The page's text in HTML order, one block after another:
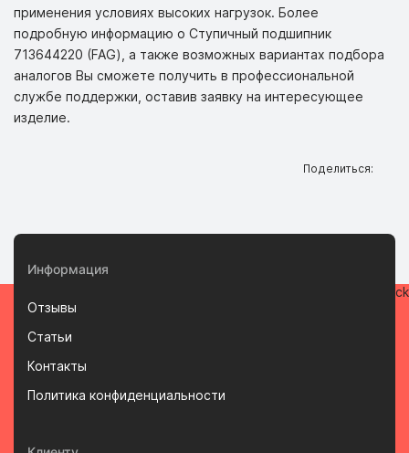
применения условиях высоких нагрузок. Более
подробную информацию о Ступичный подшипник
713644220 (FAG), а также возможных вариантах подбора
аналогов Вы сможете получить в профессиональной
службе поддержки, оставив заявку на интересующее
изделие.
Поделиться:
Информация
Отзывы
Статьи
Контакты
Политика конфиденциальности